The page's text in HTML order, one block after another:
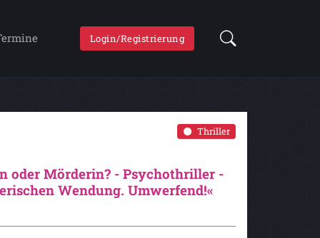
Login/Registrierung
Thriller
oder Mörderin? - Psychothriller -
Wendung. Umwerfend!«